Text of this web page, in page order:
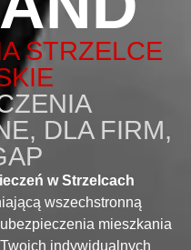
STRZELCE
DLA FIRM,
w Strzelcach
wszechstronną
mieszkania
indywidualnych